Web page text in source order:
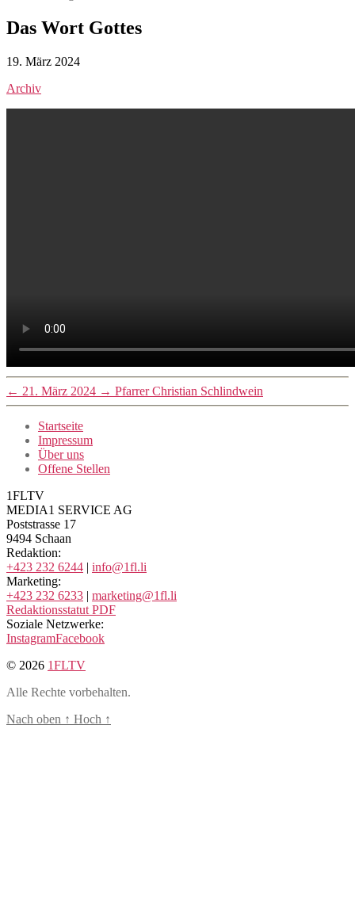
Das Wort Gottes
19. März 2024
Archiv
← 21. März 2024 → Pfarrer Christian Schlindwein
Startseite
Impressum
Über uns
Offene Stellen
1FLTV
MEDIA1 SERVICE AG
Poststrasse 17
9494 Schaan
Redaktion:
+423 232 6244 | info@1fl.li
Marketing:
+423 232 6233 | marketing@1fl.li
Redaktionsstatut PDF
Soziale Netzwerke:
InstagramFacebook
© 2026 1FLTV
Alle Rechte vorbehalten.
Nach oben ↑ Hoch ↑